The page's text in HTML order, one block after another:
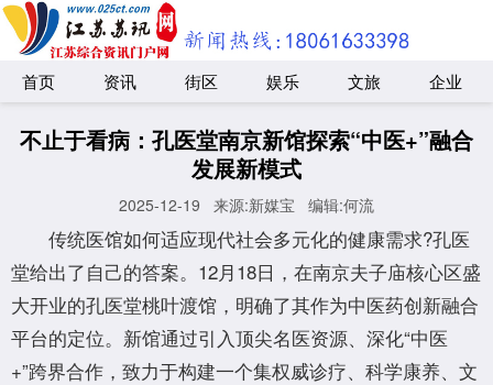
首页 资讯 街区 娱乐 文旅 企业
不止于看病：孔医堂南京新馆探索“中医+”融合
发展新模式
2025-12-19 来源:新媒宝 编辑:何流
传统医馆如何适应现代社会多元化的健康需求?孔医
堂给出了自己的答案。12月18日，在南京夫子庙核心区盛
大开业的孔医堂桃叶渡馆，明确了其作为中医药创新融合
平台的定位。新馆通过引入顶尖名医资源、深化“中医
+”跨界合作，致力于构建一个集权威诊疗、科学康养、文